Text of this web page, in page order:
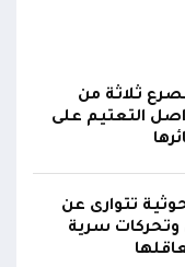
لحج والضالع
ناقلة نفط
بصاروخ باليستي في خليج
تدريجياً لتغطية
ثلاثة من
التعتيم على
تتوارى عن
وتحركات سرية